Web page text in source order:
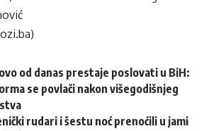
od danas prestaje poslovati u BiH:
se povlači nakon višegodišnjeg
rudari i šestu noć prenoćili u jami